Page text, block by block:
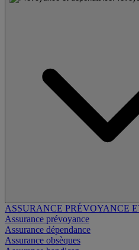
ASSURANCE PRÉVOYANCE
Assurance prévoyance
Assurance dépendance
Assurance obsèques